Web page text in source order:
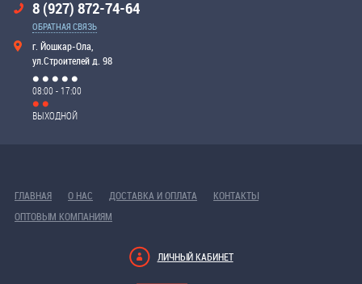
8 (927) 872-74-64
ОБРАТНАЯ СВЯЗЬ
г. Йошкар-Ола,
ул.Строителей д. 98
08:00 - 17:00
ВЫХОДНОЙ
ГЛАВНАЯ О НАС ДОСТАВКА И ОПЛАТА
КОНТАКТЫ
ОПТОВЫМ КОМПАНИЯМ
ЛИЧНЫЙ КАБИНЕТ